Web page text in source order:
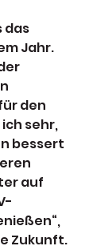
das
Jahr.
den
sehr,
bessert
auf
Zukunft.